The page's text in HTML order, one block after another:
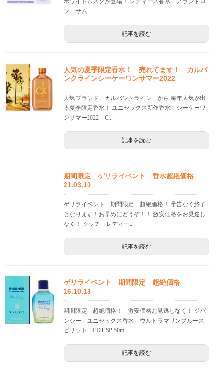
ホワイトムスクが登場！ レディース香水 アランドロ
ン サム...
記事を読む
人気の夏季限定香水！ 売れてます！ カルバ
ンクラインシーケーワンサマー2022
人気ブランド カルバンクライン から 毎年人気が出
る夏季限定香水！ ユニセックス新作香水 シーケーワ
ンサマー2022 C...
記事を読む
期間限定 ゲリライベント 香水超絶価格
21.03.10
ゲリライベント 期間限定 超絶価格！ 予告なく終了
となります！お早めにどうぞ！！ 激安価格をお見逃し
なく！ グッチ レディー...
記事を読む
ゲリライベント 期間限定 超絶価格
16.10.13
期間限定 超絶価格！ 激安価格お見逃しなく！ ジバ
ンシー ユニセックス香水 ウルトラマリンブルース
ピリット EDT SP 50m...
記事を読む